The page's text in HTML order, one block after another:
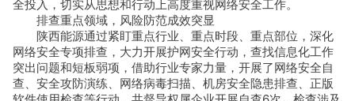
全投入，切实从思想和行动上高度重视网络安全工作。
排查重点领域，风险防范成效突显
陕西能源通过紧盯重点行业、重点时段、重点部位，深化
网络安全专项排查，大力开展护网安全行动，查找信息化工作
突出问题和短板弱项，借助行业专家力量，开展了网络安全自
查、安全攻防演练、网络病毒扫描、机房安全隐患排查、正版